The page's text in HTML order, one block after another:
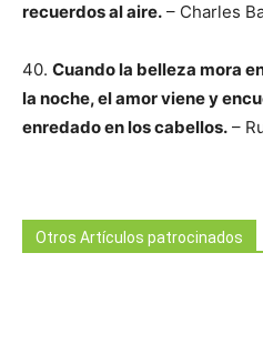
recuerdos al aire. – Charles
40. Cuando la belleza mora
la noche, el amor viene y
enredado en los cabellos. –
Otros Artículos patrocinados